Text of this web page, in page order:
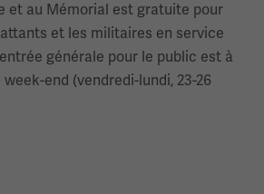
et au Mémorial est gratuite pour
et les militaires en service
générale pour le public est à
end (vendredi-lundi, 23-26